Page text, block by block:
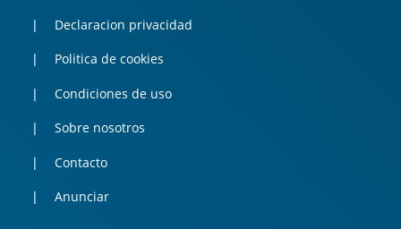
Declaracion privacidad
Politica de cookies
Condiciones de uso
Sobre nosotros
Contacto
Anunciar